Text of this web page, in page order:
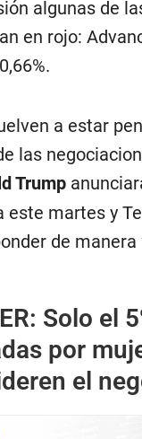
algunas de
en rojo:
a estar
las
Trump
este martes y
de
Solo el
por
el